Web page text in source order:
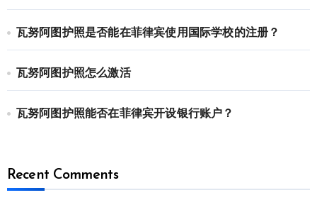
瓦努阿图护照是否能在菲律宾使用国际学校的注册？
瓦努阿图护照怎么激活
瓦努阿图护照能否在菲律宾开设银行账户？
Recent Comments